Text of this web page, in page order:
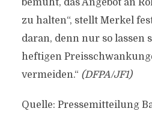
bemüht, das Angebot an
zu halten“, stellt Merkel
daran, denn nur so lassen
heftigen
vermeiden.“ (DFPA/JF1)
Quelle: Pressemitteilung